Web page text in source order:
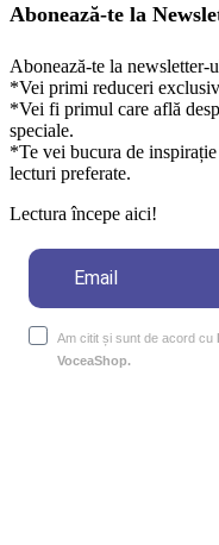
Abonează-te la
Abonează-te la newsletter-
*Vei primi reduceri
*Vei fi primul care află
speciale.
*Te vei bucura de
lecturi preferate.
Lectura începe aici!
Am citit și sunt de acord cu
VoceaShop.